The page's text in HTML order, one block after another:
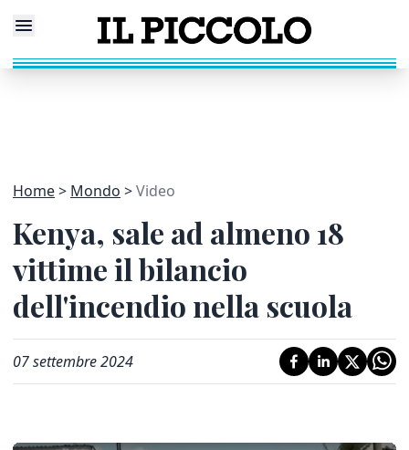
Home Mondo Video
Kenya, sale ad almeno 18
vittime il bilancio
dell'incendio nella scuola
07 settembre 2024